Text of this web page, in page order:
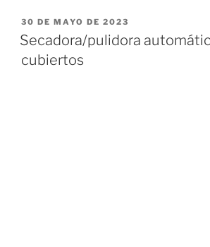
PUBLICADO
EL
30 DE MAYO DE 2023
Secadora/pulidora
cubiertos